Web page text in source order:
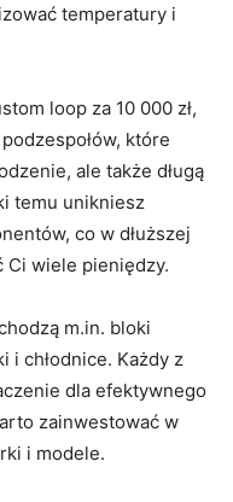
temperatury ‌i
‌loop ‍za 10 ​000 zł,
które
⁢ale także długą
temu unikniesz⁤
⁢co w dłuższej
Ci wiele‍ pieniędzy.
m.in. bloki
i chłodnice. Każdy z
dla efektywnego
zainwestować w
i modele.